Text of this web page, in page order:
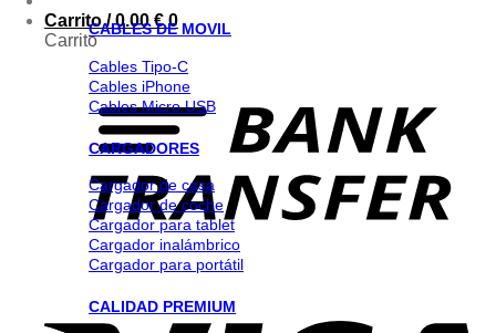
Carrito /0.00€ 0
Carrito
CABLES DE MOVIL
Cables Tipo-C
Cables iPhone
Cables Micro USB
CARGADORES
Cargador de casa
Cargador de coche
Cargador para tablet
Cargador inalámbrico
Cargador para portátil
CALIDAD PREMIUM